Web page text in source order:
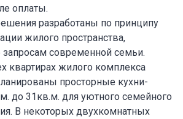
оплаты.
разработаны по принципу
жилого пространства,
современной семьи.
квартирах жилого комплекса
просторные кухни-
до 31кв.м. для уютного семейного
В некоторых двухкомнатных